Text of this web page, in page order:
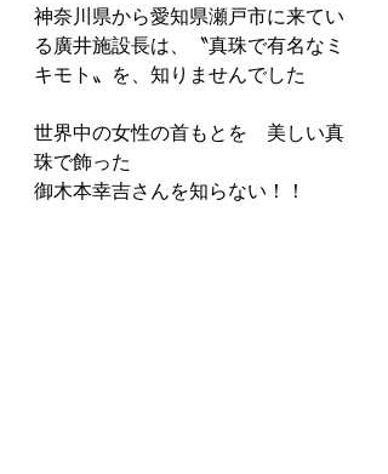
神奈川県から愛知県瀬戸市に来てい
る廣井施設長は、〝真珠で有名なミ
キモト〟を、知りませんでした
世界中の女性の首もとを　美しい真
珠で飾った
御木本幸吉さんを知らない！！